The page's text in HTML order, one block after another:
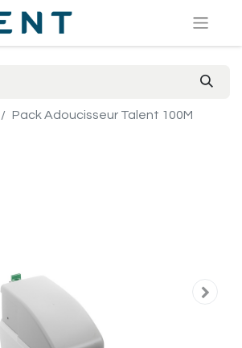
Pack Adoucisseur Talent 100M